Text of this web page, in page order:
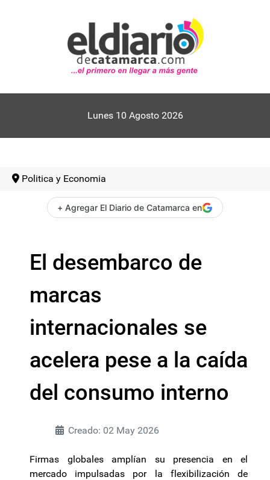
Lunes 10 Agosto 2026
Politica y Economia
+ Agregar El Diario de Catamarca en
El desembarco de
marcas
internacionales se
acelera pese a la caída
del consumo interno
Creado: 02 May 2026
Firmas globales amplían su presencia en el
mercado impulsadas por la flexibilización de